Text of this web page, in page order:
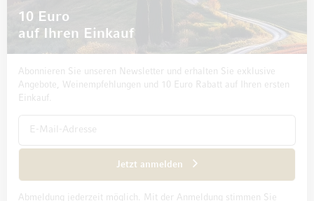
Datenschutz und Disclaimer
10 Euro
auf Ihren Einkauf
Abonnieren Sie unseren Newsletter und erhalten Sie exklusive
Angebote, Weinempfehlungen und 10 Euro Rabatt auf Ihren ersten
Einkauf.
Jetzt anmelden
Abmeldung jederzeit möglich. Mit der Anmeldung stimmen Sie